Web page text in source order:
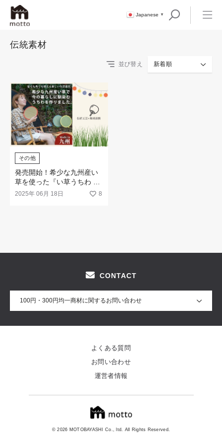
Japanese ▼
伝統素材
並び替え 新着順
その他
発売開始！希少な九州産い
草を使った『い草うちわ カ
ラビナ付き』のクラウドフ
2025年 06月 18日 8
CONTACT
100円・300円均一商材に関するお問い合わせ
© 2026 MOTOBAYASHI Co., ltd. All Rights Reserved.
よくある質問
お問い合わせ
運営者情報